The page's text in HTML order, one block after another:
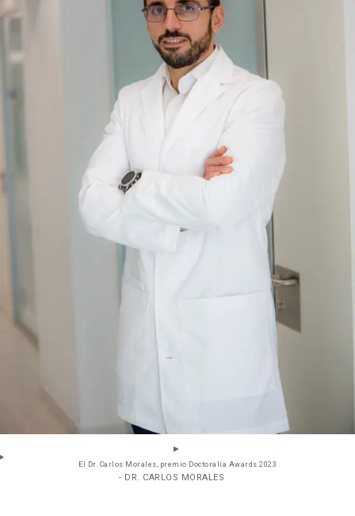
El Dr. Carlos Morales, premio Doctoralia Awards 2023
- DR. CARLOS MORALES